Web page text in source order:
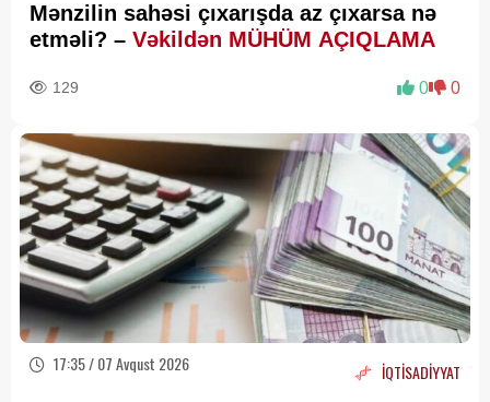
Mənzilin sahəsi çıxarışda az çıxarsa nə
etməli? – Vəkildən MÜHÜM AÇIQLAMA
129 0 0
17:35 / 07 Avqust 2026 İQTİSADİYYAT